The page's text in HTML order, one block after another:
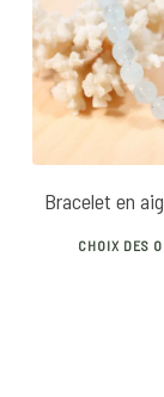
30€
Bracelet en
CHOIX DES